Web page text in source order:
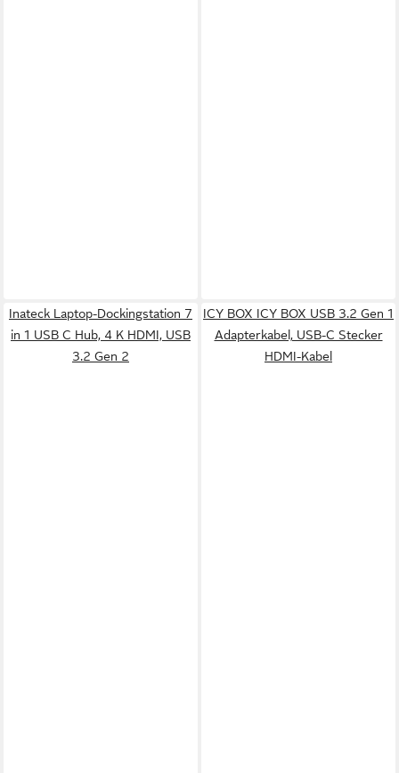
Inateck Laptop-Dockingstation 7
in 1 USB C Hub, 4 K HDMI, USB
3.2 Gen 2
ICY BOX ICY BOX USB 3.2 Gen 1
Adapterkabel, USB-C Stecker
HDMI-Kabel